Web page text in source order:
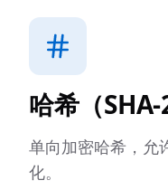
哈希（SHA-
单向加密哈希，允
化。